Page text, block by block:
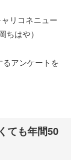
リコネニュー
はや）
アンケートを
ても年間50